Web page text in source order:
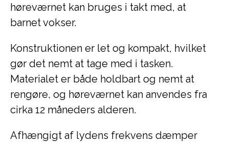
høreværnet kan bruges i takt med, at
barnet vokser.
Konstruktionen er let og kompakt, hvilket
gør det nemt at tage med i tasken.
Materialet er både holdbart og nemt at
rengøre, og høreværnet kan anvendes fra
cirka 12 måneders alderen.
Afhængigt af lydens frekvens dæmper